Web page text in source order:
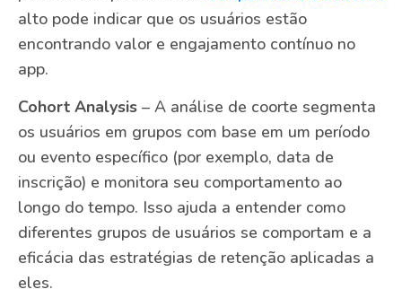
alto pode indicar que os usuários estão
encontrando valor e engajamento contínuo no
app.
Cohort Analysis – A análise de coorte segmenta
os usuários em grupos com base em um período
ou evento específico (por exemplo, data de
inscrição) e monitora seu comportamento ao
longo do tempo. Isso ajuda a entender como
diferentes grupos de usuários se comportam e a
eficácia das estratégias de retenção aplicadas a
eles.